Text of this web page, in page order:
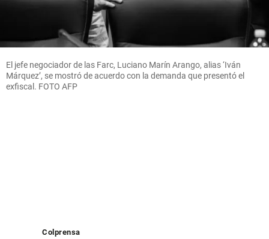
El jefe negociador de las Farc, Luciano Marín Arango, alias ‘Iván
Márquez’, se mostró de acuerdo con la demanda que presentó el
exfiscal. FOTO AFP
Colprensa